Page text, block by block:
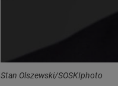
Stan Olszewski/SOSKIphoto